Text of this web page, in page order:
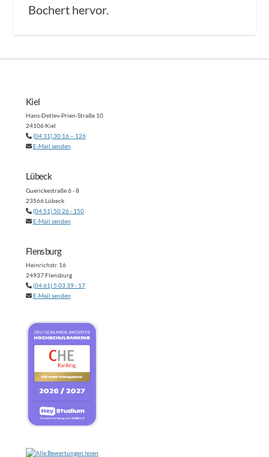
Bochert hervor.
Kiel
Hans-Detlev-Prien-Straße 10
24106 Kiel
(04 31) 30 16 – 126
E-Mail senden
Lübeck
Guerickestraße 6 - 8
23566 Lübeck
(04 51) 50 26 - 150
E-Mail senden
Flensburg
Heinrichstr. 16
24937 Flensburg
(04 61) 5 03 39 - 17
E-Mail senden